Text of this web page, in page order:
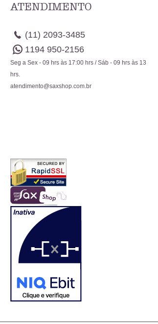
ATENDIMENTO
(11) 2093-3485
1194 950-2156
Seg a Sex - 09 hrs às 17:00 hrs / Sáb - 09 hrs às 13
hrs.
atendimento@saxshop.com.br